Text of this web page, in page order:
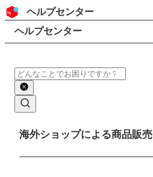
コンテンツにスキップ
ヘッダー
ヘルプセンター
検索
パンくずリスト
ヘルプセンター
検索
メインコンテンツ
海外ショップによる商品販売